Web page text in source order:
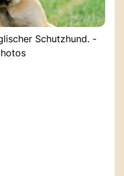
Schutzhund. -